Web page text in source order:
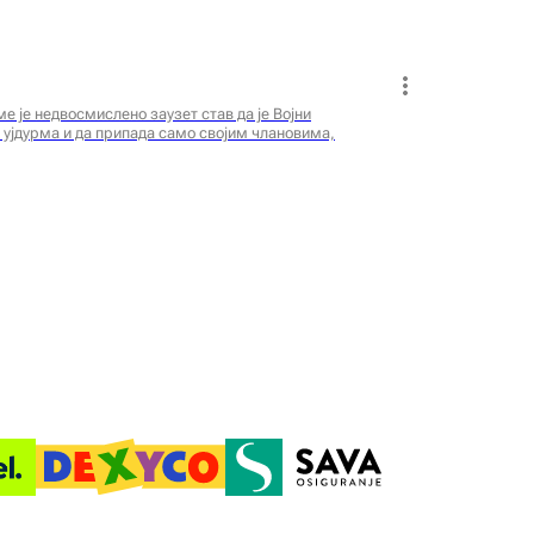
је недвосмислено заузет став да је Војни
и да припада само својим члановима,